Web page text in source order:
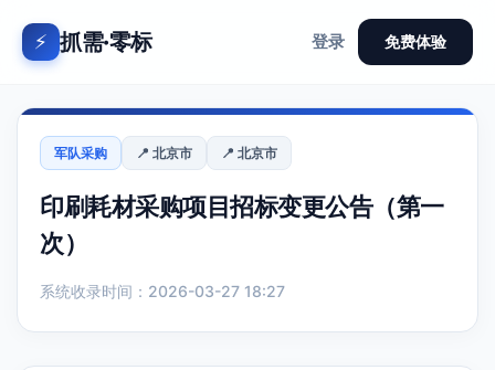
⚡ 抓需·零标 登录 免费体验
军队采购 📍 北京市 📍 北京市
印刷耗材采购项目招标变更公告（第一
次）
系统收录时间：2026-03-27 18:27